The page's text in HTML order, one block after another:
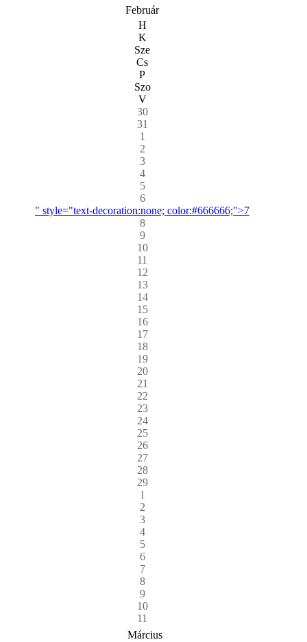
Február
H
K
Sze
Cs
P
Szo
V
30
31
1
2
3
4
5
6
" style="text-decoration:none; color:#666666;">7
8
9
10
11
12
13
14
15
16
17
18
19
20
21
22
23
24
25
26
27
28
29
1
2
3
4
5
6
7
8
9
10
11
Március